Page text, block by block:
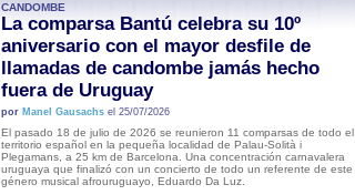
CANDOMBE
La comparsa Bantú celebra su 10º
aniversario con el mayor desfile de
llamadas de candombe jamás hecho
fuera de Uruguay
por Manel Gausachsel 25/07/2026
El pasado 18 de julio de 2026 se reunieron 11 comparsas de todo el
territorio español en la pequeña localidad de Palau-Solità i
Plegamans, a 25 km de Barcelona. Una concentración carnavalera
uruguaya que finalizó con un concierto de todo un referente de este
género musical afrouruguayo, Eduardo Da Luz.